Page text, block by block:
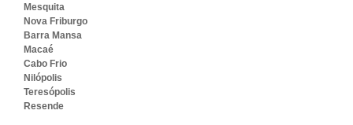
Mesquita
Nova Friburgo
Barra Mansa
Macaé
Cabo Frio
Nilópolis
Teresópolis
Resende